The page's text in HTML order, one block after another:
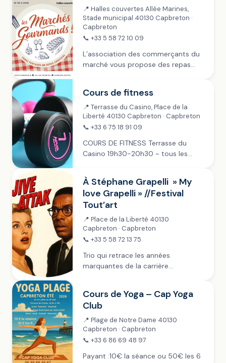
📍 Halles couvertes Allée Marines,
Stade municipal 40130 Capbreton ·
Capbreton
📞 +33 5 58 72 10 09
L’association des commerçants du
marché vous propose des repas
orientales, magret de canard,
charcuterie…
Cours de fitness
📍 Terrasse du Casino, Place de la
Liberté 40130 Capbreton · Capbreton
📞 +33 6 75 18 91 09
COURS DE FITNESS Terrasse du
Casino 19h30-20h30 ~ tous les
10 € la séance, 80 € la carte de 10
cours, 140 €...
À Stéphane Grapelli » My
love Grapelli » //Festival
Tout’art
📍 Place de la Liberté 40130
Capbreton · Capbreton
📞 +33 5 58 72 13 75
Trio qui retrace les années
marquantes de la carrière
Cours de Yoga – Cap Yoga
Club
📍 Plage de Notre Dame 40130
Capbreton · Capbreton
📞 +33 6 86 69 48 97
Payant :10€ la séance ou 50€ les 6